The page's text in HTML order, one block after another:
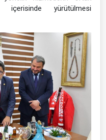
yürütülmesi